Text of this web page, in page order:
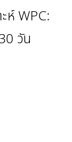
ห์ WPC:
วัน